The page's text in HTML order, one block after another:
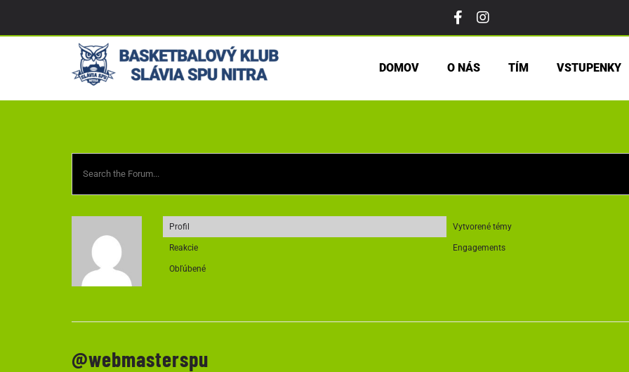
DOMOV
O NÁS TÍM VSTUPENKY
Profil Vytvorené témy
Reakcie Engagements
Obľúbené
@webmasterspu